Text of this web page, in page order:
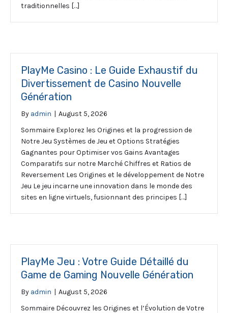
traditionnelles […]
PlayMe Casino : Le Guide Exhaustif du
Divertissement de Casino Nouvelle
Génération
By admin | August 5, 2026
Sommaire Explorez les Origines et la progression de
Notre Jeu Systèmes de Jeu et Options Stratégies
Gagnantes pour Optimiser vos Gains Avantages
Comparatifs sur notre Marché Chiffres et Ratios de
Reversement Les Origines et le développement de Notre
Jeu Le jeu incarne une innovation dans le monde des
sites en ligne virtuels, fusionnant des principes […]
PlayMe Jeu : Votre Guide Détaillé du
Game de Gaming Nouvelle Génération
By admin | August 5, 2026
Sommaire Découvrez les Origines et l’Évolution de Votre